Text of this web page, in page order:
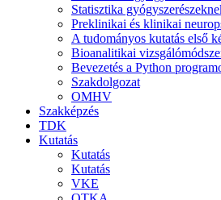
Statisztika
Preklinikai és klinikai
A tudományos kutatás első
Bioanalitikai
Bevezetés a Python
Szakdolgozat
OMHV
Szakképzés
TDK
Kutatás
Kutatás
Kutatás
VKE